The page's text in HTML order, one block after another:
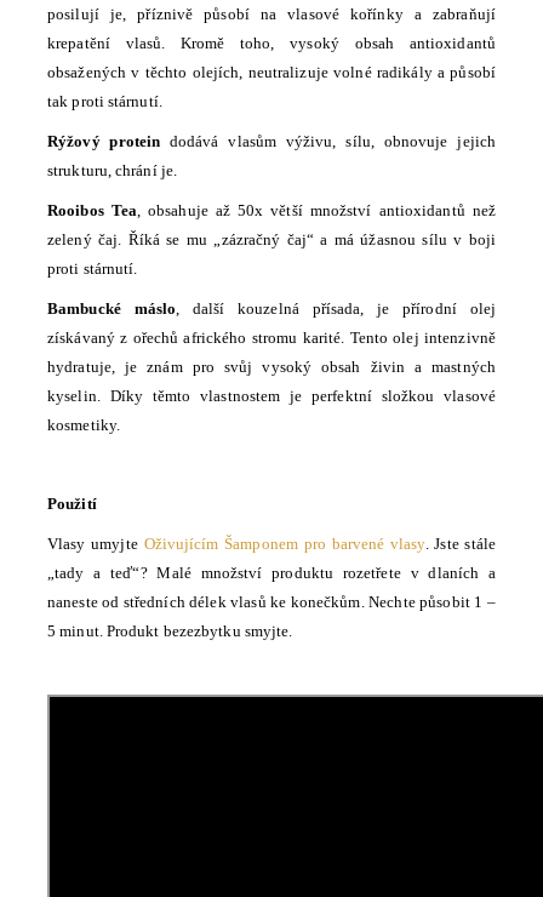
posilují je, příznivě působí na vlasové kořínky a zabraňují
krepatění vlasů. Kromě toho, vysoký obsah antioxidantů
obsažených v těchto olejích, neutralizuje volné radikály a působí
tak proti stárnutí.
Rýžový protein dodává vlasům výživu, sílu, obnovuje jejich
strukturu, chrání je.
Rooibos Tea , obsahuje až 50x větší množství antioxidantů než
zelený čaj. Říká se mu „zázračný čaj“ a má úžasnou sílu v boji
proti stárnutí.
Bambucké máslo , další kouzelná přísada, je přírodní olej
získávaný z ořechů afrického stromu karité. Tento olej intenzivně
hydratuje, je znám pro svůj vysoký obsah živin a mastných
kyselin. Díky těmto vlastnostem je perfektní složkou vlasové
kosmetiky.
Použití
Vlasy umyjte Oživujícím Šamponem pro barvené vlasy. Jste stále
„tady a teď“? Malé množství produktu rozetřete v dlaních a
naneste od středních délek vlasů ke konečkům. Nechte působit 1 –
5 minut. Produkt bezezbytku smyjte.